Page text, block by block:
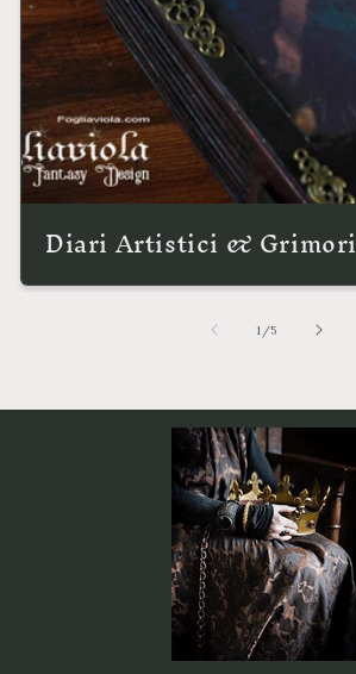
Diari Artistici & Grimori
1 /su5